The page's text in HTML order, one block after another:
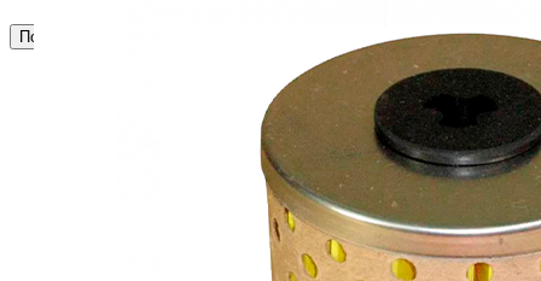
Поиск